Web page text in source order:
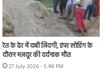
रेत के ढेर में दबी जिंदगी, डंपर लोडिंग के
दौरान मजदूर की दर्दनाक मौत
27 July 2026 - 5:48 PM